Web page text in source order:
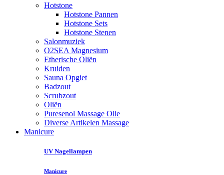
Hotstone
Hotstone Pannen
Hotstone Sets
Hotstone Stenen
Salonmuziek
O2SEA Magnesium
Etherische Oliën
Kruiden
Sauna Opgiet
Badzout
Scrubzout
Oliën
Puresenol Massage Olie
Diverse Artikelen Massage
Manicure
UV Nagellampen
Manicure